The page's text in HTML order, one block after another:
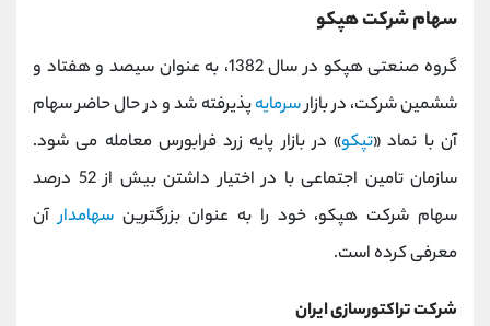
سهام شرکت هپکو
گروه صنعتی هپکو در سال 1382، به عنوان سیصد و هفتاد و
ششمین شرکت، در بازارسرمایهپذیرفته شد و در حال حاضر سهام
آن با نماد «تپکو» در بازار پایه زرد فرابورس معامله می شود.
سازمان تامین اجتماعی با در اختیار داشتن بیش از 52 درصد
سهام شرکت هپکو، خود را به عنوان بزرگترینسهامدارآن
معرفی کرده است.
شرکت تراکتورسازی ایران